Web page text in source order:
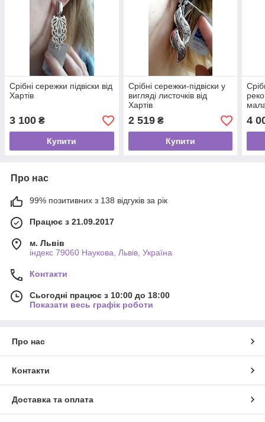
Срібні сережки підвіски від
Хартів
3 100 ₴
Купити
Срібні сережки-підвіски у
вигляді листочків від
Хартів
2 519₴
Купити
4
Про нас
99% позитивних з 138 відгуків за рік
Працює з 21.09.2017
м. Львів
індекс 79060 Наукова, Львів, Україна
Контакти
Сьогодні працює з 10:00 до 18:00
Показати весь графік роботи
Про нас
Контакти
Доставка та оплата